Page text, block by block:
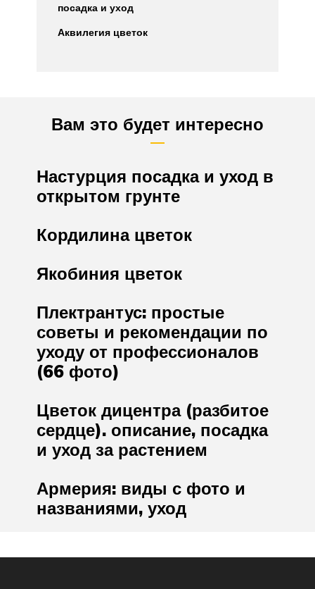
посадка и уход
Аквилегия цветок
Вам это будет интересно
Настурция посадка и уход в
открытом грунте
Кордилина цветок
Якобиния цветок
Плектрантус: простые
советы и рекомендации по
уходу от профессионалов
(66 фото)
Цветок дицентра (разбитое
сердце). описание, посадка
и уход за растением
Армерия: виды с фото и
названиями, уход